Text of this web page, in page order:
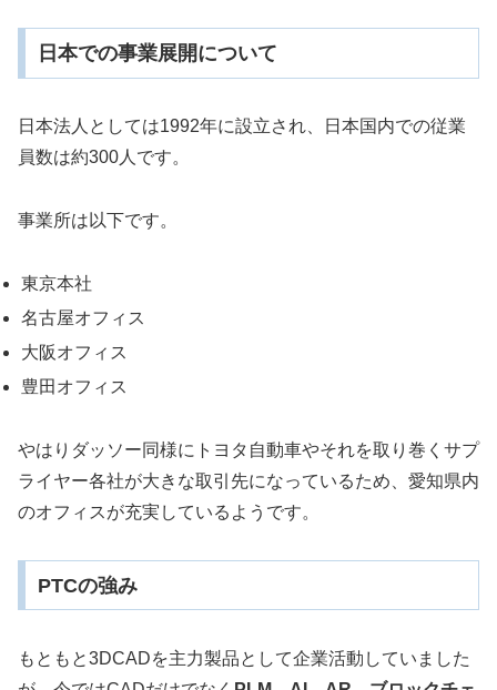
日本での事業展開について
日本法人としては1992年に設立され、日本国内での従業
員数は約300人です。
事業所は以下です。
東京本社
名古屋オフィス
大阪オフィス
豊田オフィス
やはりダッソー同様にトヨタ自動車やそれを取り巻くサプ
ライヤー各社が大きな取引先になっているため、愛知県内
のオフィスが充実しているようです。
PTCの強み
もともと3DCADを主力製品として企業活動していました